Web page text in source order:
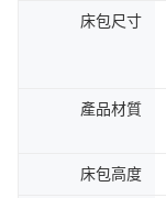
床包尺寸
產品材質
床包高度